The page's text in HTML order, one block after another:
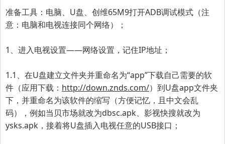
准备工具：电脑、U盘、 创维65M9打开ADB调试模式（注
意：电脑和电视连接同个网络）；
1、进入电视设置——网络设置，记住IP地址；
1.1、在U盘建立文件夹并重命名为“app”下载自己需要的软
件（应用下载： http://down.znds.com/）到U盘app文件夹
下，并重命名为该软件的缩写（方便记忆，且中文会乱
码），例如当贝市场就改为dbsc.apk、影视快搜就改为
ysks.apk，接着将U盘插入电视任意的USB接口；